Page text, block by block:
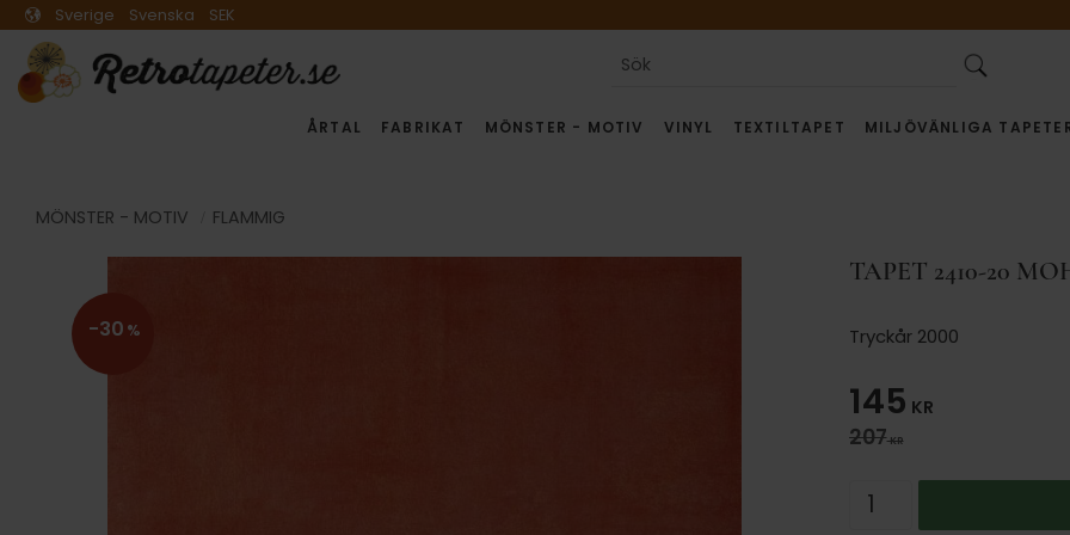
Sverige Svenska SEK
ÅRTAL FABRIKAT MÖNSTER - MOTIV VINYL TEXTILTAPET MILJÖVÄNLIGA
MÖNSTER - MOTIV FLAMMIG
TAPET 2410-20
Tryckår 2000
30 %
Nedsatt pris:
145 KR
Ordinarie pris:
207KR